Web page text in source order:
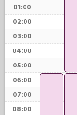
01:00
02:00
03:00
04:00
05:00
06:00
07:00
08:00